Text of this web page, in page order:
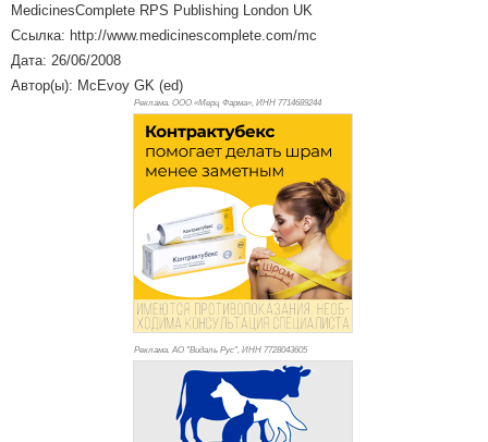
MedicinesComplete RPS Publishing London UK
Ссылка: http://www.medicinescomplete.com/mc
Дата: 26/06/2008
Автор(ы): McEvoy GK (ed)
Реклама. ООО «Мерц Фарма», ИНН 7714689244
Реклама. АО "Видаль Рус", ИНН 7728043605